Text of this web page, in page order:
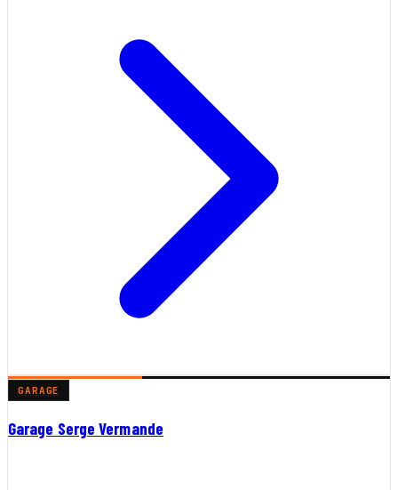
GARAGE
Garage Serge Vermande